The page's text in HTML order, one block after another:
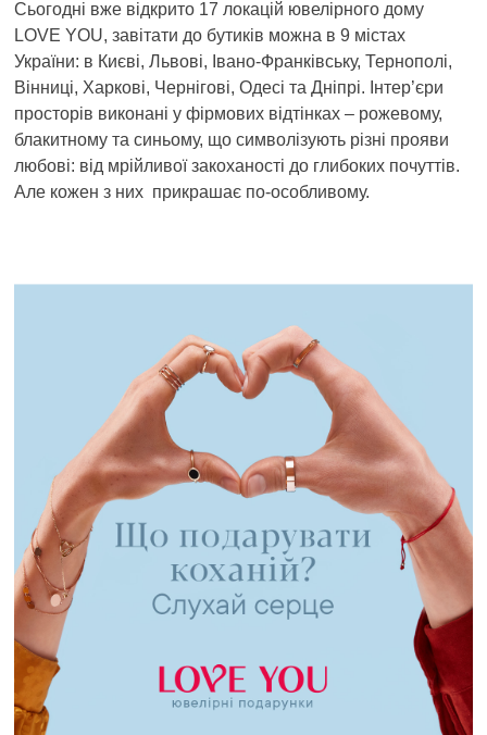
Сьогодні вже відкрито 17 локацій ювелірного дому
LOVE YOU, завітати до бутиків можна в 9 містах
України: в Києві, Львові, Івано-Франківську, Тернополі,
Вінниці, Харкові, Чернігові, Одесі та Дніпрі. Інтер’єри
просторів виконані у фірмових відтінках – рожевому,
блакитному та синьому, що символізують різні прояви
любові: від мрійливої закоханості до глибоких почуттів.
Але кожен з них прикрашає по-особливому.